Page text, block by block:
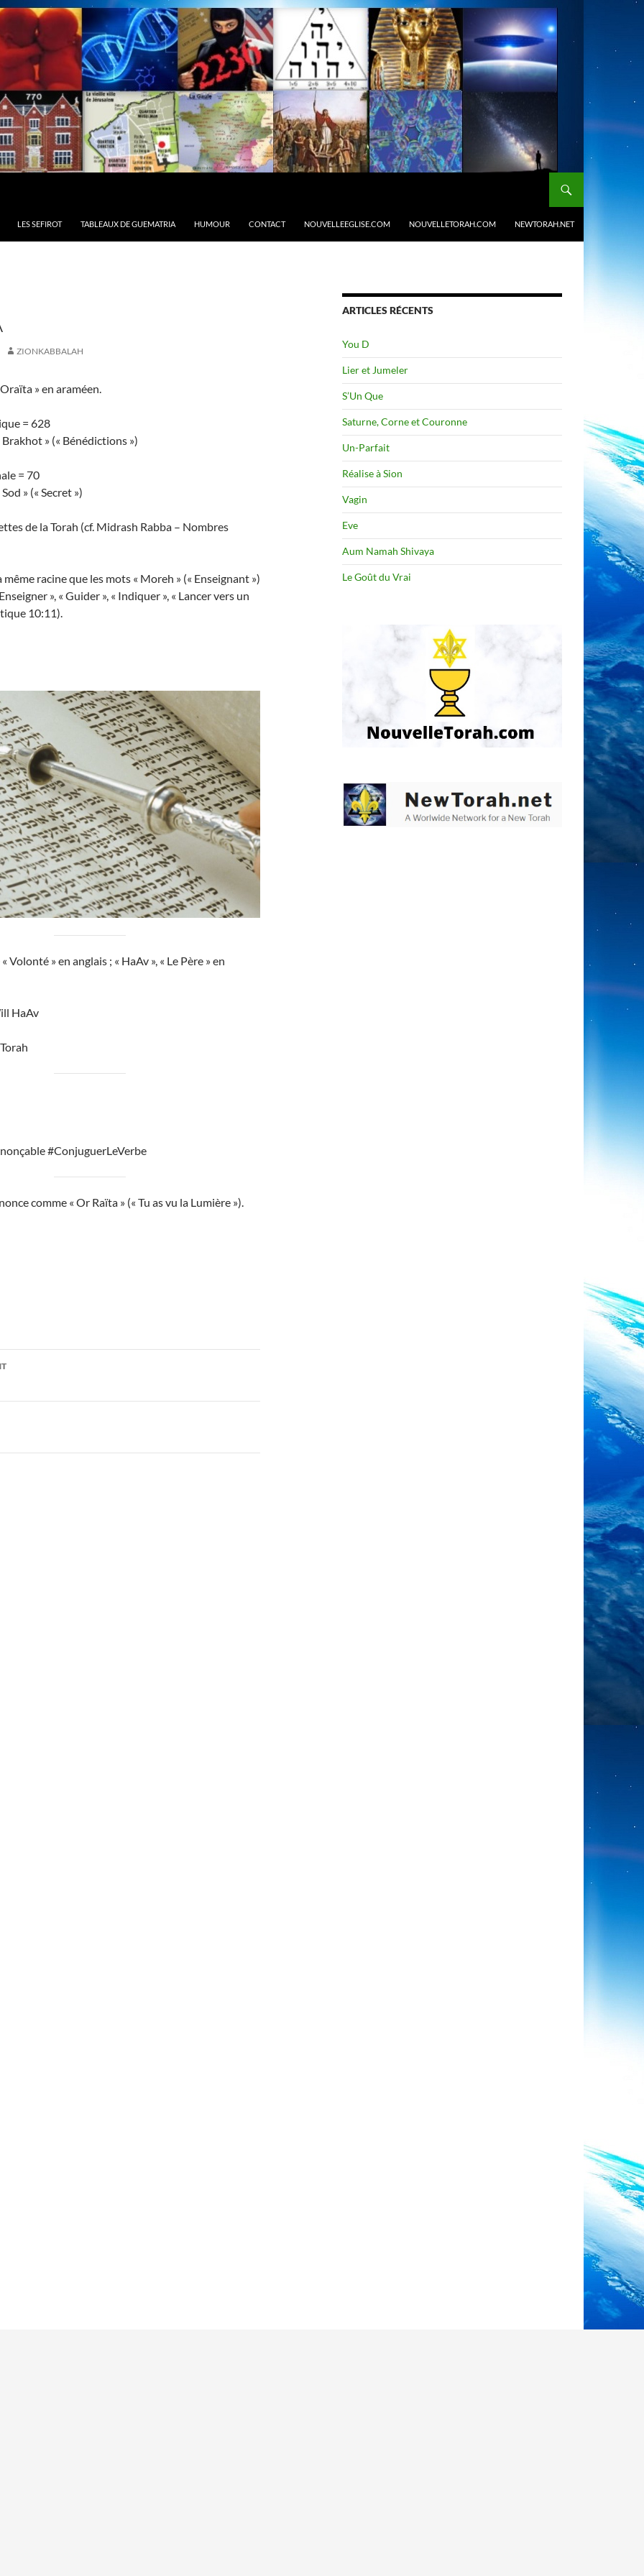
LES SEFIROT TABLEAUX DE GUEMATRIA HUMOUR CONTACT NOUVELLEEGLISE.COM NOUVELLETORAH.COM NEWTORAH.NET
ZIONKABBALAH
» en araméen.
= 628
» (« Bénédictions »)
= 70
» (« Secret »)
de la Torah (cf. Midrash Rabba – Nombres
même racine que les mots « Moreh » (« Enseignant »)
», « Guider », « Indiquer », « Lancer vers un
10:11).
Volonté » en anglais ; « HaAv », « Le Père » en
HaAv
#ConjuguerLeVerbe
comme « Or Raïta » (« Tu as vu la Lumière »).
ARTICLES RÉCENTS
You D
Lier et Jumeler
S’Un Que
Saturne, Corne et Couronne
Un-Parfait
Réalise à Sion
Vagin
Eve
Aum Namah Shivaya
Le Goût du Vrai